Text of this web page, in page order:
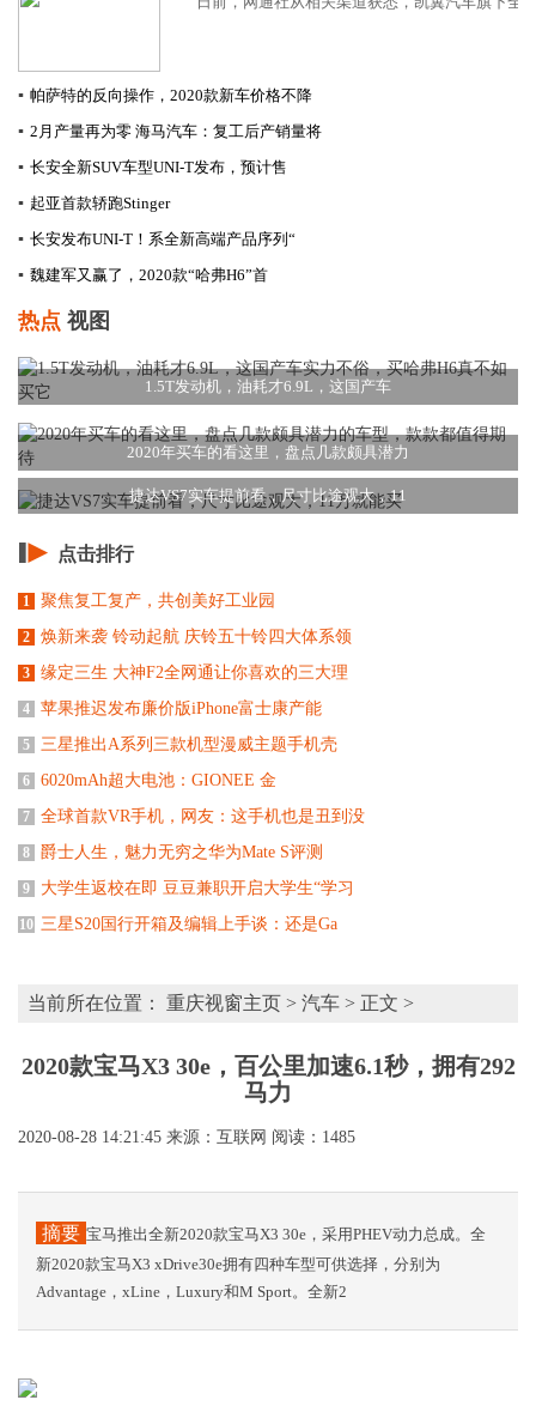
▪ 帕萨特的反向操作，2020款新车价格不降
▪ 2月产量再为零 海马汽车：复工后产销量将
▪ 长安全新SUV车型UNI-T发布，预计售
▪ 起亚首款轿跑Stinger
▪ 长安发布UNI-T！系全新高端产品序列“
▪ ​魏建军又赢了，2020款“哈弗H6”首
热点 视图
1.5T发动机，油耗才6.9L，这国产车
2020年买车的看这里，盘点几款颇具潜力
捷达VS7实车提前看，尺寸比途观大，11
点击排行
1 聚焦复工复产，共创美好工业园
2 焕新来袭 铃动起航 庆铃五十铃四大体系领
3 缘定三生 大神F2全网通让你喜欢的三大理
4 苹果推迟发布廉价版iPhone富士康产能
5 三星推出A系列三款机型漫威主题手机壳
6 6020mAh超大电池：GIONEE 金
7 全球首款VR手机，网友：这手机也是丑到没
8 爵士人生，魅力无穷之华为Mate S评测
9 大学生返校在即 豆豆兼职开启大学生“学习
10 三星S20国行开箱及编辑上手谈：还是Ga
当前所在位置： 重庆视窗主页 > 汽车 > 正文 >
2020款宝马X3 30e，百公里加速6.1秒，拥有292
马力
2020-08-28 14:21:45 来源：互联网 阅读：1485
摘要 宝马推出全新2020款宝马X3 30e，采用PHEV动力总成。全
新2020款宝马X3 xDrive30e拥有四种车型可供选择，分别为
Advantage，xLine，Luxury和M Sport。全新2